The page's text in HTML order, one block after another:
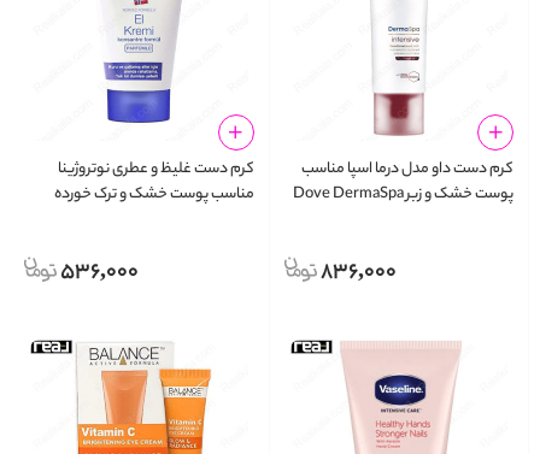
کرم دست داو مدل درما اسپا مناسب
پوست خشک و زبر Dove DermaSpa
836,000
کرم دست غلیظ و عطری نوتروژینا
مناسب پوست خشک و ترک‌ خورده
536,000